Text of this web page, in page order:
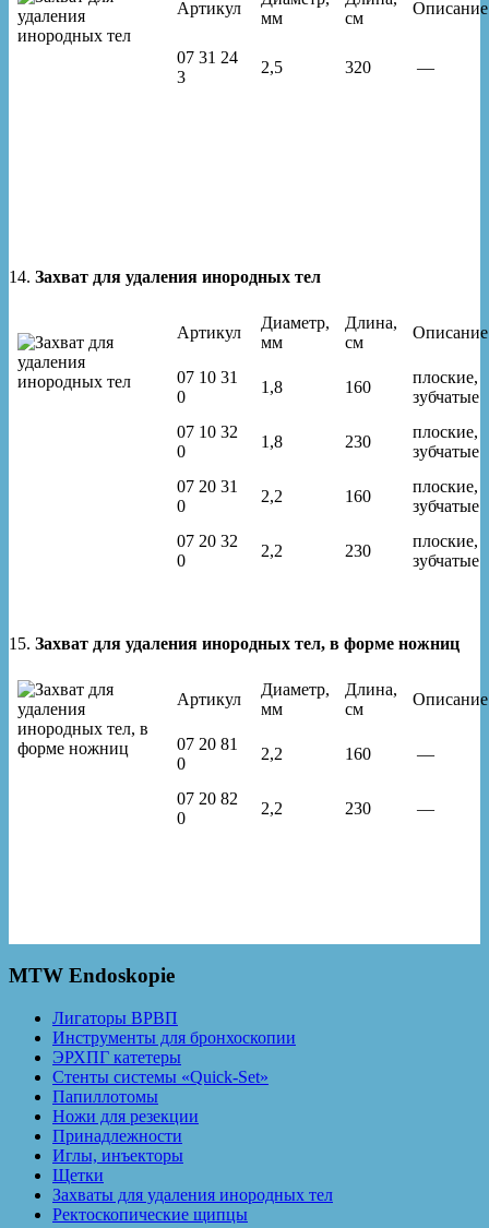
Артикул
мм
см
Описание
07 31 24
3
2,5 320 —
14. Захват для удаления инородных тел
Артикул
Диаметр,
мм
Длина,
см
Описание
07 10 31
0
1,8 160
плоские,
зубчатые
07 10 32
0
1,8 230
плоские,
зубчатые
07 20 31
0
2,2 160
плоские,
зубчатые
07 20 32
0
2,2 230
плоские,
зубчатые
15. Захват для удаления инородных тел, в форме ножниц
Артикул
Диаметр,
мм
Длина,
см
Описание
07 20 81
0
2,2 160 —
07 20 82
0
2,2 230 —
MTW Endoskopie
Лигаторы ВРВП
Инструменты для бронхоскопии
ЭРХПГ катетеры
Стенты системы «Quick-Set»
Папиллотомы
Ножи для резекции
Принадлежности
Иглы, инъекторы
Щетки
Захваты для удаления инородных тел
Ректоскопические щипцы